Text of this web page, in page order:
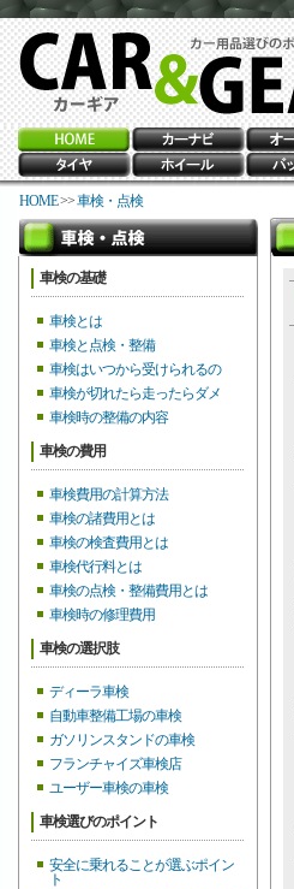
HOME>>車検・点検
車検の基礎
車検とは
車検と点検・整備
車検はいつから受けられるの
車検が切れたら走ったらダメ
車検時の整備の内容
車検の費用
車検費用の計算方法
車検の諸費用とは
車検の検査費用とは
車検代行料とは
車検の点検・整備費用とは
車検時の修理費用
車検の選択肢
ディーラ車検
自動車整備工場の車検
ガソリンスタンドの車検
フランチャイズ車検店
ユーザー車検の車検
車検選びのポイント
安全に乗れることが選ぶポイン
ト